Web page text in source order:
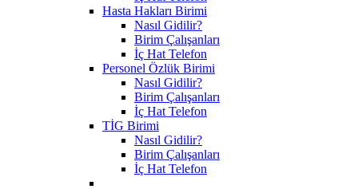
Hasta Hakları Birimi
Nasıl Gidilir?
Birim Çalışanları
İç Hat Telefon
Personel Özlük Birimi
Nasıl Gidilir?
Birim Çalışanları
İç Hat Telefon
TİG Birimi
Nasıl Gidilir?
Birim Çalışanları
İç Hat Telefon